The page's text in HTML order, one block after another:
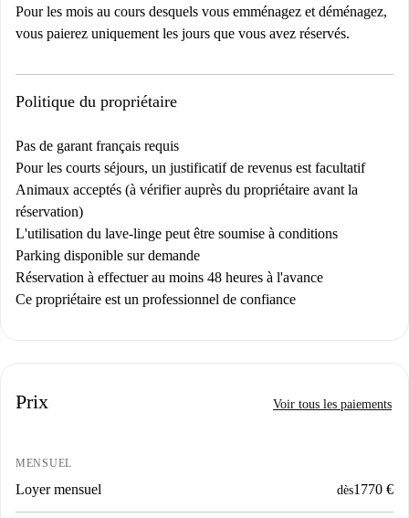
Pour les mois au cours desquels vous emménagez et déménagez,
vous paierez uniquement les jours que vous avez réservés.
Politique du propriétaire
Pas de garant français requis
Pour les courts séjours, un justificatif de revenus est facultatif
Animaux acceptés (à vérifier auprès du propriétaire avant la
réservation)
L'utilisation du lave-linge peut être soumise à conditions
Parking disponible sur demande
Réservation à effectuer au moins 48 heures à l'avance
Ce propriétaire est un professionnel de confiance
Prix Voir tous les paiements
MENSUEL
Loyer mensuel dès1770 €